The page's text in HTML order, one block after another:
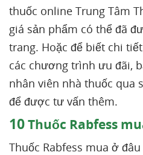
thuốc online Trung Tâm
giá sản phẩm có thể đã
trang. Hoặc để biết chi
các chương trình ưu đãi,
nhân viên nhà thuốc qua
để được tư vấn thêm.
10Thuốc Rabfess
Thuốc Rabfess mua ở